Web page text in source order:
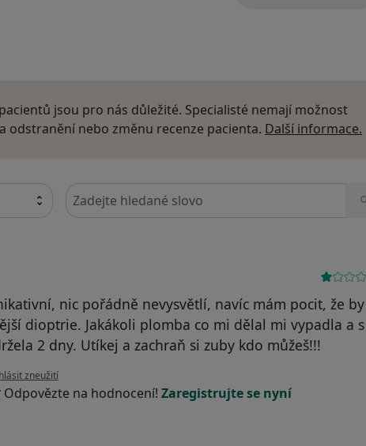
jsou pro nás důležité. Specialisté nemají možnost
odstranění nebo změnu recenze pacienta. Další informace.
Hledejte v názorech
nic pořádně nevysvětlí, navíc mám pocit, že by
dioptrie. Jakákoli plomba co mi dělal mi vypadla a s
2 dny. Utíkej a zachraň si zuby kdo můžeš!!!
názoru uživatele Pacient
zneužití
Odpovězte na hodnocení! Zaregistrujte se nyní